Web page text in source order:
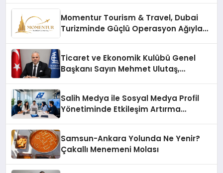
Momentur Tourism & Travel, Dubai
Turizminde Güçlü Operasyon Ağıyla
Ticaret ve Ekonomik Kulübü Genel
Başkanı Sayın Mehmet Ulutaş,
Salih Medya ile Sosyal Medya Profil
Yönetiminde Etkileşim Artırma
Samsun-Ankara Yolunda Ne Yenir?
Çakallı Menemeni Molası